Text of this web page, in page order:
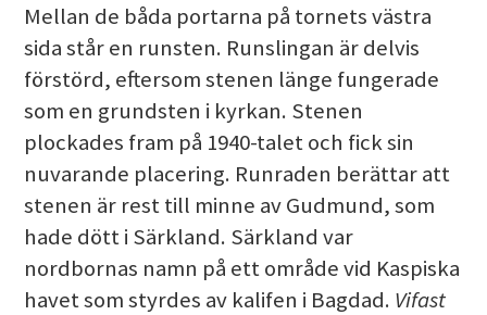
Mellan de båda portarna på tornets västra
sida står en runsten. Runslingan är delvis
förstörd, eftersom stenen länge fungerade
som en grundsten i kyrkan. Stenen
plockades fram på 1940-talet och fick sin
nuvarande placering. Runraden berättar att
stenen är rest till minne av Gudmund, som
hade dött i Särkland. Särkland var
nordbornas namn på ett område vid Kaspiska
havet som styrdes av kalifen i Bagdad. Vifast